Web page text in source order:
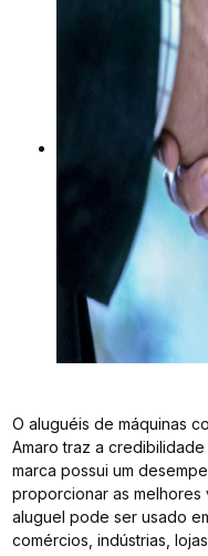
O aluguéis de máquinas
Amaro traz a
marca possui um
proporcionar as melhores
aluguel pode ser usado
comércios, indústrias,